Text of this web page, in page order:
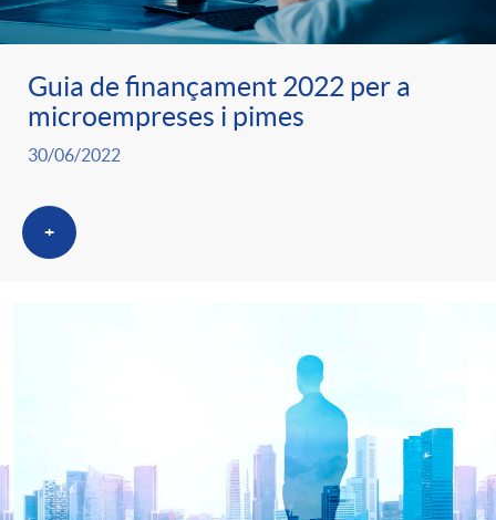
Guia de finançament 2022 per a
microempreses i pimes
30/06/2022
+